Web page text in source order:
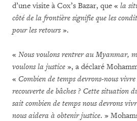
d’une visite à Cox’s Bazar, que « la
côté de la frontière signifie que les
pour les retours».
« Nous voulons rentrer au Myanmar,
voulons la justice », a déclaré
« Combien de temps devrons-nous
recouverte de bâches ? Cette situation
sait combien de temps nous devrons
nous aidera à obtenir justice. »